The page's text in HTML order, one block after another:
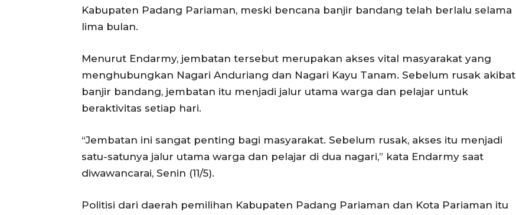
Kabupaten Padang Pariaman, meski bencana banjir bandang telah berlalu selama
lima bulan.
Menurut Endarmy, jembatan tersebut merupakan akses vital masyarakat yang
menghubungkan Nagari Anduriang dan Nagari Kayu Tanam. Sebelum rusak akibat
banjir bandang, jembatan itu menjadi jalur utama warga dan pelajar untuk
beraktivitas setiap hari.
“Jembatan ini sangat penting bagi masyarakat. Sebelum rusak, akses itu menjadi
satu-satunya jalur utama warga dan pelajar di dua nagari,” kata Endarmy saat
diwawancarai, Senin (11/5).
Politisi dari daerah pemilihan Kabupaten Padang Pariaman dan Kota Pariaman itu